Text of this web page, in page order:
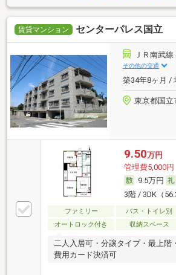
賃貸マンション センターパレス国立
ＪＲ南武
その他の交通
築34年8ヶ月 /
東京都国立
9.50万円
管理費5,000円
9.5万円
3階 / 3DK（
ファミリー バス・トイレ別
オートロック付き
収納スペース
二人入居可・分譲タイプ・最上階
費用カード決済可